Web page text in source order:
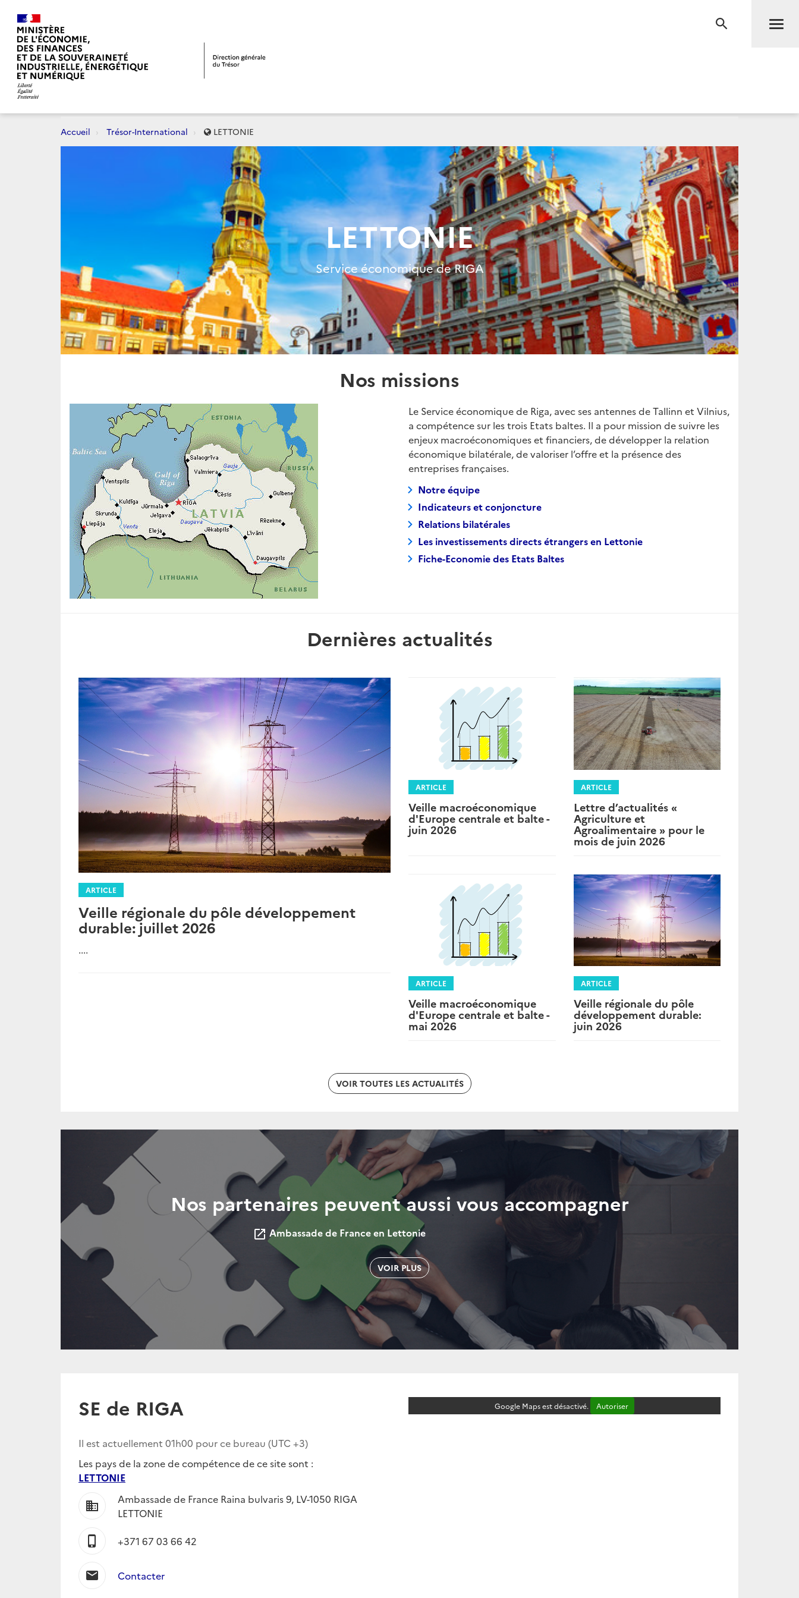
RECHERCHE
Accueil Trésor-International LETTONIE
LETTONIE
Service économique de RIGA
Nos missions
Le Service économique de Riga, avec ses antennes de Tallinn et Vilnius,
a compétence sur les trois Etats baltes. Il a pour mission de suivre les
enjeux macroéconomiques et financiers, de développer la relation
économique bilatérale, de valoriser l’offre et la présence des
entreprises françaises.
Notre équipe
Indicateurs et conjoncture
Relations bilatérales
Les investissements directs étrangers en Lettonie
Fiche-Economie des Etats Baltes
Dernières actualités
ARTICLE
Veille régionale du pôle développement
durable: juillet 2026
....
ARTICLE
Veille macroéconomique
d'Europe centrale et balte -
juin 2026
ARTICLE
Lettre d’actualités «
Agriculture et
Agroalimentaire » pour le
mois de juin 2026
ARTICLE
Veille macroéconomique
d'Europe centrale et balte -
mai 2026
ARTICLE
Veille régionale du pôle
développement durable:
juin 2026
VOIR TOUTES LES ACTUALITÉS
Nos partenaires peuvent aussi vous accompagner
launch Ambassade de France en Lettonie
VOIR PLUS
SE de RIGA
Il est actuellement 01h00 pour ce bureau (UTC +3)
Les pays de la zone de compétence de ce site sont :
LETTONIE
business
Ambassade de France Raina bulvaris 9, LV-1050 RIGA
LETTONIE
phone_iphone +371 67 03 66 42
mail Contacter
Google Maps est désactivé. Autoriser